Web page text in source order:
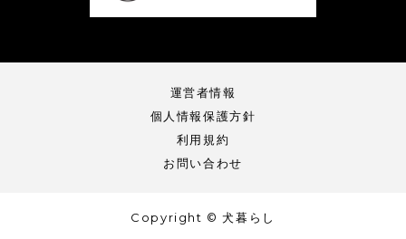
運営者情報
個人情報保護方針
利用規約
お問い合わせ
Copyright © 犬暮らし